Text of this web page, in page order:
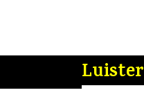
Luister